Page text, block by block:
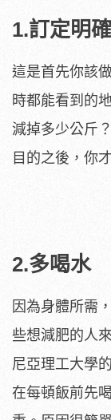
1.訂定明
這是首先你該
時都能看到的
減掉多少公斤
目的之後，你
2.多喝水
因為身體所需
些想減肥的人
尼亞理工大學
在每頓飯前先